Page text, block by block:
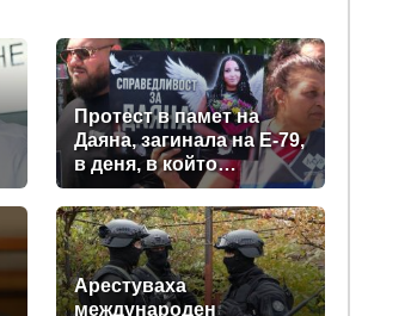
Протест в памет на
Даяна, загинала на Е-79,
в деня, в който
трябваше да е сватбата
ѝ (снимки)
Арестуваха
международен